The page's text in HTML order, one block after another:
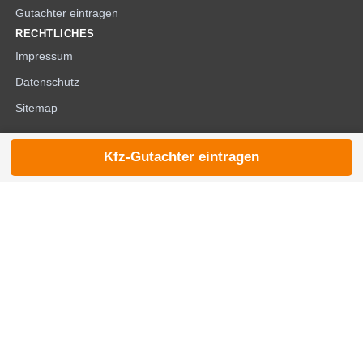
Gutachter eintragen
RECHTLICHES
Impressum
Datenschutz
Sitemap
© 2026 die-kfzgutachter.de
Kfz-Gutachter eintragen